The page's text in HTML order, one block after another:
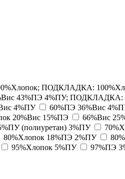
ПОДКЛАДКА:
43%ПЭ 4%ПУ; ПОДКЛАДКА:
4%ПУ 60%ПЭ 36%Вис
20%Вис 15%ПЭ 66%Вис
(полиуретан) 3%ПУ
80%Хлопок 18%ПЭ 2%ПУ
95%Хлопок 5%ПУ 97%ПЭ